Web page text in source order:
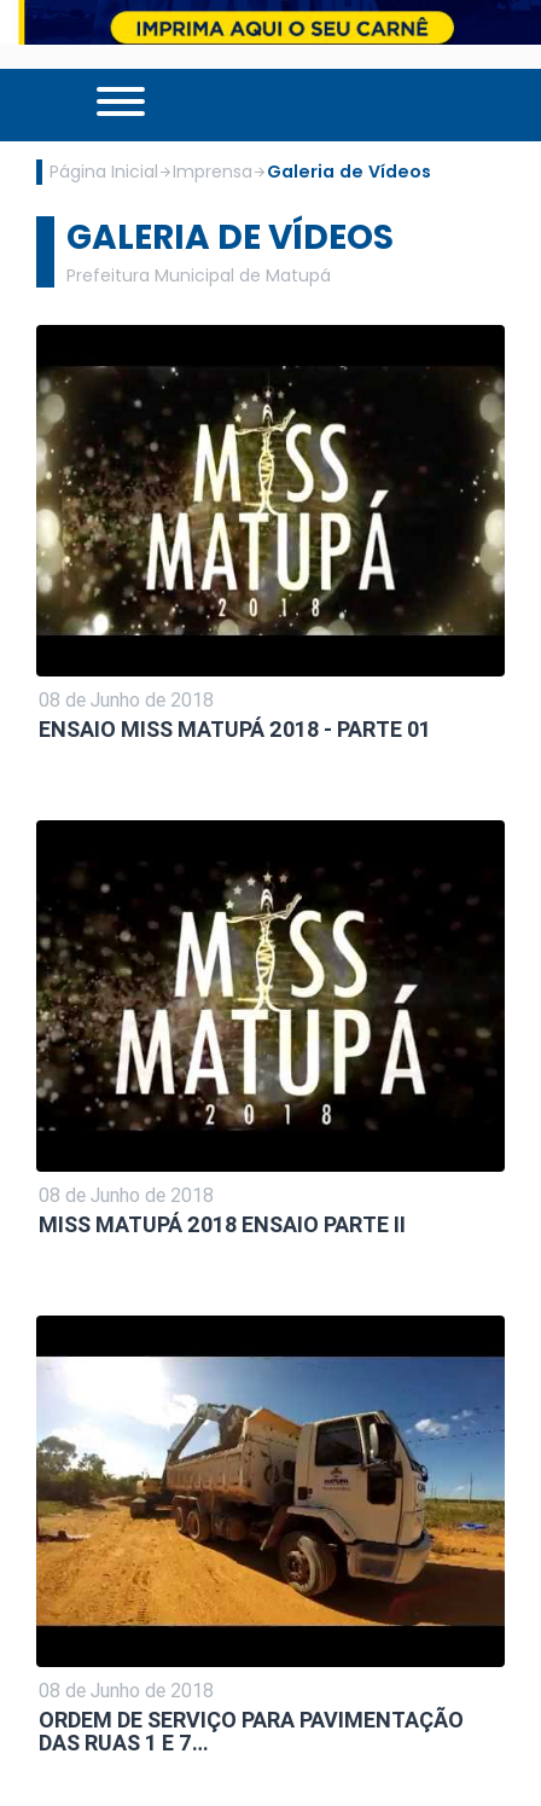
Página Inicial Imprensa Galeria de Vídeos
GALERIA DE VÍDEOS
Prefeitura Municipal de Matupá
08 de Junho de 2018
ENSAIO MISS MATUPÁ 2018 - PARTE 01
08 de Junho de 2018
MISS MATUPÁ 2018 ENSAIO PARTE II
08 de Junho de 2018
ORDEM DE SERVIÇO PARA PAVIMENTAÇÃO
DAS RUAS 1 E 7…